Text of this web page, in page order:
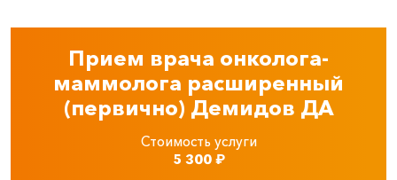
Прием врача онколога-
маммолога расширенный
(первично) Демидов ДА
Стоимость услуги
5 300₽